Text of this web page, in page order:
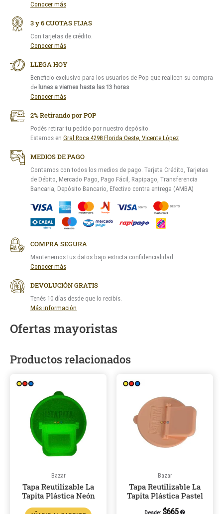
Conocer más
3 y 6 CUOTAS FIJAS
Con tarjetas de crédito.
Conocer más
LLEGA HOY
Beneficio exclusivo para los usuarios de Pop que realicen su compra
de lunes a viernes hasta las 13 horas
Conocer más
2% Retirando por POP
Podés retirar tu pedido por nuestro depósito.
Estamos en Gral Roca 4298 Florida Oeste, Vicente López
MEDIOS DE PAGO
Contamos con todos los medios de pago. Tarjeta Crédito, Tarjetas
de Débito, Mercado Pago, Pago Fácil, Rapipago, Transferencia
Bancaria, Depósito Bancario, Efectivo contra entrega (AMBA)
COMPRA SEGURA
Mantenemos tus datos bajo estricta confidencialidad.
Conocer más
DEVOLUCIÓN GRATIS
Tenés 10 días desde que lo recibís.
Más información
Ofertas mayoristas
Productos relacionados
Bazar
Tapa Reutilizable La
Tapita Plástica Neón
elegir
en
la
Bazar
Tapa Reutilizable La
Tapita Plástica Pastel
Desde: $665